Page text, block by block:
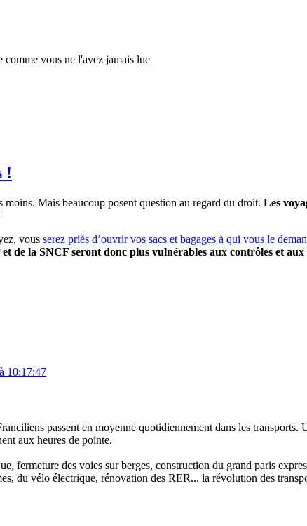
comme vous ne l'avez jamais lue
!
moins. Mais beaucoup posent question au regard du droit. Les
vous serez priés d’ouvrir vos sacs et bagages à qui vous le
de la SNCF seront donc plus vulnérables aux contrôles et
10:17:47
passent en moyenne quotidiennement dans les
aux heures de pointe.
fermeture des voies sur berges, construction du grand paris
du vélo électrique, rénovation des RER... la révolution des